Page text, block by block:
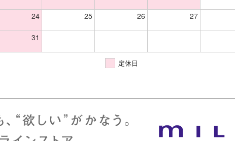
24 25 26 27
31
定休日